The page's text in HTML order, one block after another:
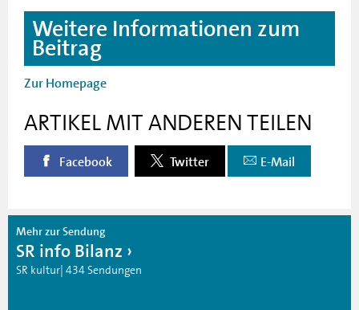
Weitere Informationen zum
Beitrag
Zur Homepage
ARTIKEL MIT ANDEREN TEILEN
Facebook Twitter E-Mail
Mehr zur Sendung
SR info Bilanz
SR kultur| 434 Sendungen